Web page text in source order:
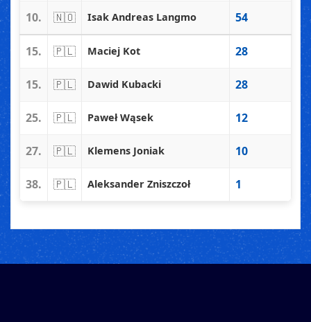
10. 🇳🇴 Isak Andreas Langmo 54
15. 🇵🇱 Maciej Kot 28
15. 🇵🇱 Dawid Kubacki 28
25. 🇵🇱 Paweł Wąsek 12
27. 🇵🇱 Klemens Joniak 10
38. 🇵🇱 Aleksander Zniszczoł 1